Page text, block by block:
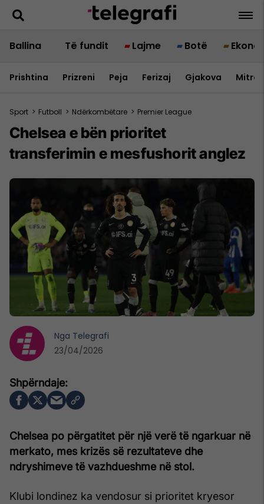
Ballina Të fundit Lajme Botë
Prishtina Prizreni Peja Ferizaj Gjakova
Sport > Futboll > Ndërkombëtare > Premier League
Chelsea e bën prioritet
transferimin e mesfushorit anglez
Chelsea po përgatitet për një verë të ngarkuar në
merkato, mes krizës së rezultateve dhe
ndryshimeve të vazhdueshme në stol.
Klubi londinez ka vendosur si prioritet kryesor
Nga Telegrafi
23/04/2026